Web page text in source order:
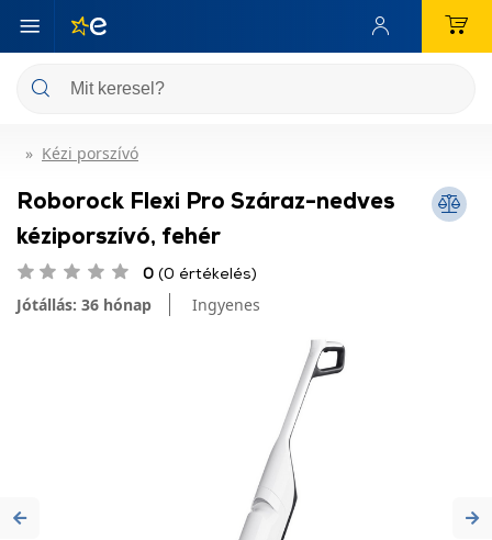
Kézi porszívó
Roborock Flexi Pro Száraz-nedves
kéziporszívó, fehér
0 (0 értékelés)
Jótállás: 36 hónap Ingyenes
Previous